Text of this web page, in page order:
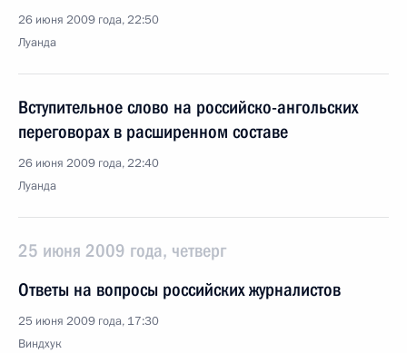
26 июня 2009 года, 22:50
Луанда
Вступительное слово на российско-ангольских
переговорах в расширенном составе
26 июня 2009 года, 22:40
Луанда
25 июня 2009 года, четверг
Ответы на вопросы российских журналистов
25 июня 2009 года, 17:30
Виндхук